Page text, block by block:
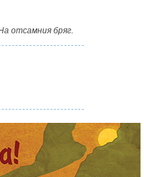
отсамния бряг.